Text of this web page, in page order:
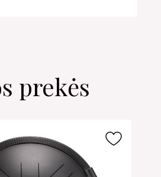
prekės